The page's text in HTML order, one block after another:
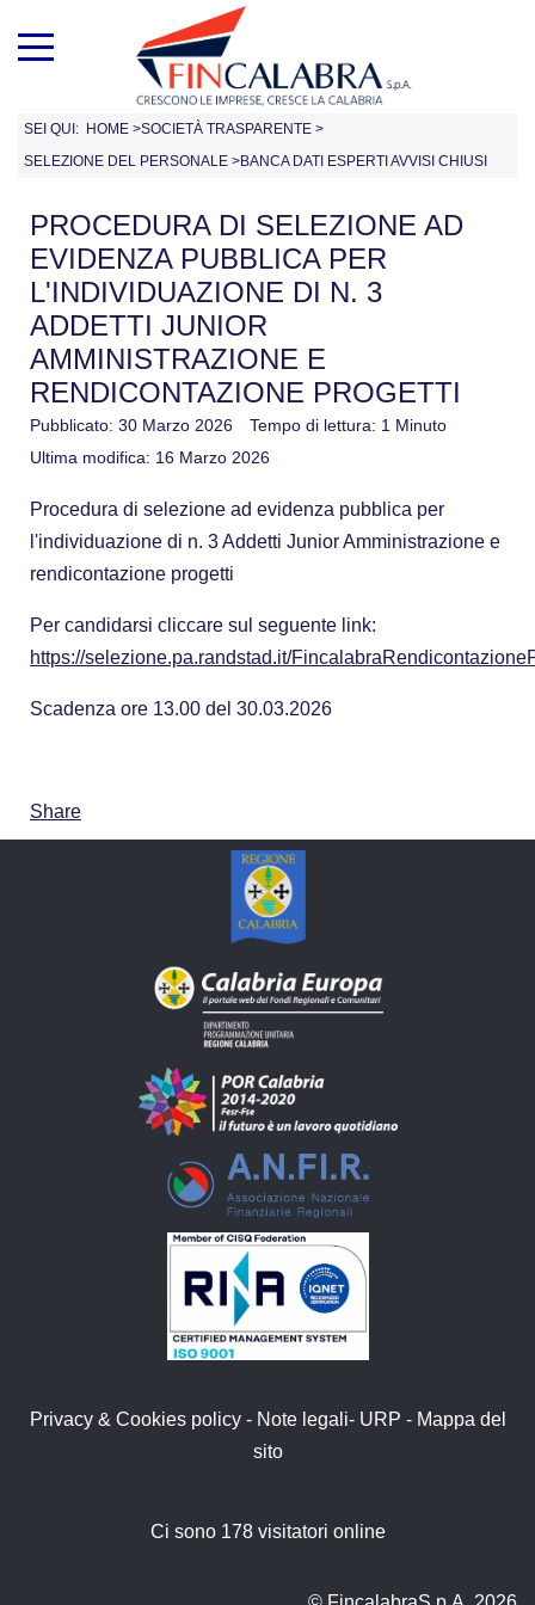
SEI QUI: HOME >SOCIETÀ TRASPARENTE >
SELEZIONE DEL PERSONALE >BANCA DATI ESPERTI AVVISI CHIUSI
PROCEDURA DI SELEZIONE AD
EVIDENZA PUBBLICA PER
L'INDIVIDUAZIONE DI N. 3
ADDETTI JUNIOR
AMMINISTRAZIONE E
RENDICONTAZIONE PROGETTI
Pubblicato: 30 Marzo 2026
Tempo di lettura: 1 Minuto
Ultima modifica: 16 Marzo 2026
Procedura di selezione ad evidenza pubblica per
l'individuazione di n. 3 Addetti Junior Amministrazione e
rendicontazione progetti
Per candidarsi cliccare sul seguente link:
https://selezione.pa.randstad.it/
Scadenza ore 13.00 del 30.03.2026
Share
Privacy & Cookies policy- Note legali- URP - Mappa del
sito
Ci sono 178 visitatori online